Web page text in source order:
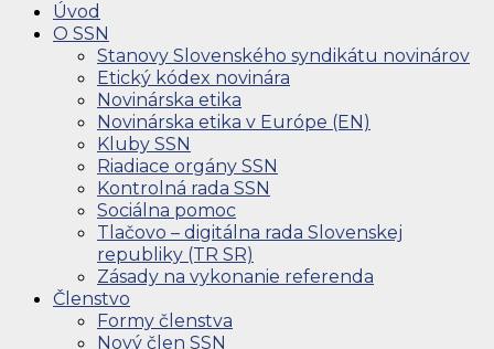
Úvod
O SSN
Stanovy Slovenského syndikátu novinárov
Etický kódex novinára
Novinárska etika
Novinárska etika v Európe (EN)
Kluby SSN
Riadiace orgány SSN
Kontrolná rada SSN
Sociálna pomoc
Tlačovo – digitálna rada Slovenskej
republiky (TR SR)
Zásady na vykonanie referenda
Členstvo
Formy členstva
Nový člen SSN